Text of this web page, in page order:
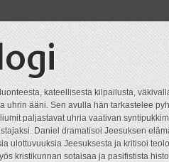
kateellisesta kilpailusta,
uhrin ääni. Sen avulla hän tarkastelee
paljastavat uhria vaativan
Daniel dramatisoi Jeesuksen
ulottuvuuksia Jeesuksesta ja kritisoi
kristikunnan sotaisaa ja pasifistista